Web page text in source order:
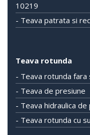
10219
- Teava patrata si
Teava rotunda
- Teava rotunda fara
- Teava de presiune
- Teava hidraulica de
- Teava rotunda cu